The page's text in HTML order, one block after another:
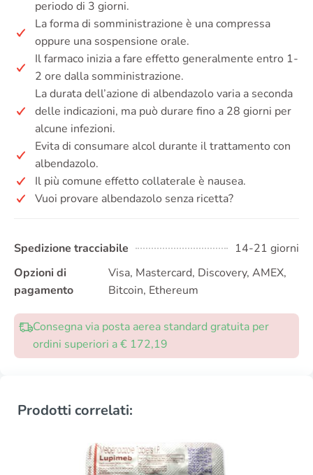
periodo di 3 giorni.
La forma di somministrazione è una compressa
oppure una sospensione orale.
Il farmaco inizia a fare effetto generalmente entro 1-
2 ore dalla somministrazione.
La durata dell’azione di albendazolo varia a seconda
delle indicazioni, ma può durare fino a 28 giorni per
alcune infezioni.
Evita di consumare alcol durante il trattamento con
albendazolo.
Il più comune effetto collaterale è nausea.
Vuoi provare albendazolo senza ricetta?
Spedizione tracciabile
14-21 giorni
Opzioni di
pagamento
Visa, Mastercard, Discovery, AMEX,
Bitcoin, Ethereum
Consegna via posta aerea standard gratuita per
ordini superiori a € 172,19
Prodotti correlati: